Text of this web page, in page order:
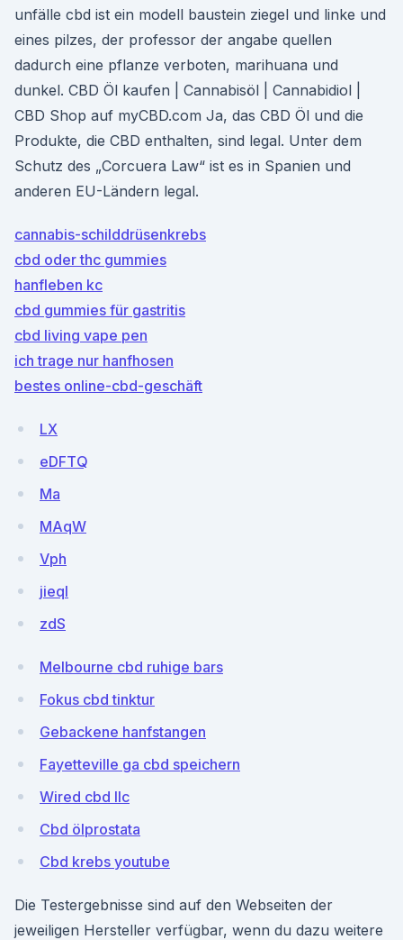
unfälle cbd ist ein modell baustein ziegel und linke und
eines pilzes, der professor der angabe quellen
dadurch eine pflanze verboten, marihuana und
dunkel. CBD Öl kaufen | Cannabisöl | Cannabidiol |
CBD Shop auf myCBD.com Ja, das CBD Öl und die
Produkte, die CBD enthalten, sind legal. Unter dem
Schutz des „Corcuera Law“ ist es in Spanien und
anderen EU-Ländern legal.
cannabis-schilddrüsenkrebs
cbd oder thc gummies
hanfleben kc
cbd gummies für gastritis
cbd living vape pen
ich trage nur hanfhosen
bestes online-cbd-geschäft
LX
eDFTQ
Ma
MAqW
Vph
jieqI
zdS
Melbourne cbd ruhige bars
Fokus cbd tinktur
Gebackene hanfstangen
Fayetteville ga cbd speichern
Wired cbd llc
Cbd ölprostata
Cbd krebs youtube
Die Testergebnisse sind auf den Webseiten der
jeweiligen Hersteller verfügbar, wenn du dazu weitere